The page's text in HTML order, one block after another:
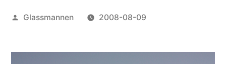
Publicerat
Glassmannen 2008-08-09